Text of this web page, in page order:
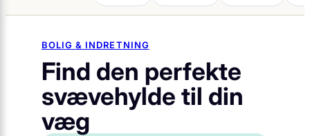
BOLIG & INDRETNING
Find den perfekte
svævehylde til din
væg